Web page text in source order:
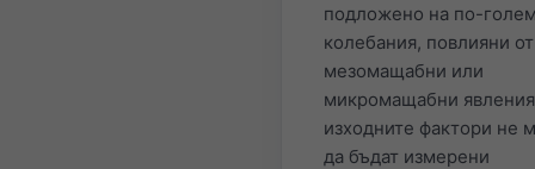
подложено на по-
колебания, повлияни от
мезомащабни или
микромащабни
изходните фактори не
да бъдат измерени